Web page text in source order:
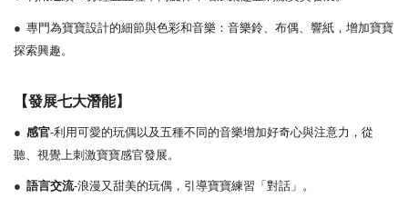
● 專門為寶寶設計的細節與色彩和音樂：音樂鈴、布偶、響紙，增加寶寶
探索興趣。
【發展七大潛能】
● 感官-利用可愛的玩偶以及五種不同的音樂增加好奇心與注意力，從
聽、視覺上刺激寶寶感官發展。
● 語言交流-浪漫又甜美的玩偶，引導寶寶練習「對話」。